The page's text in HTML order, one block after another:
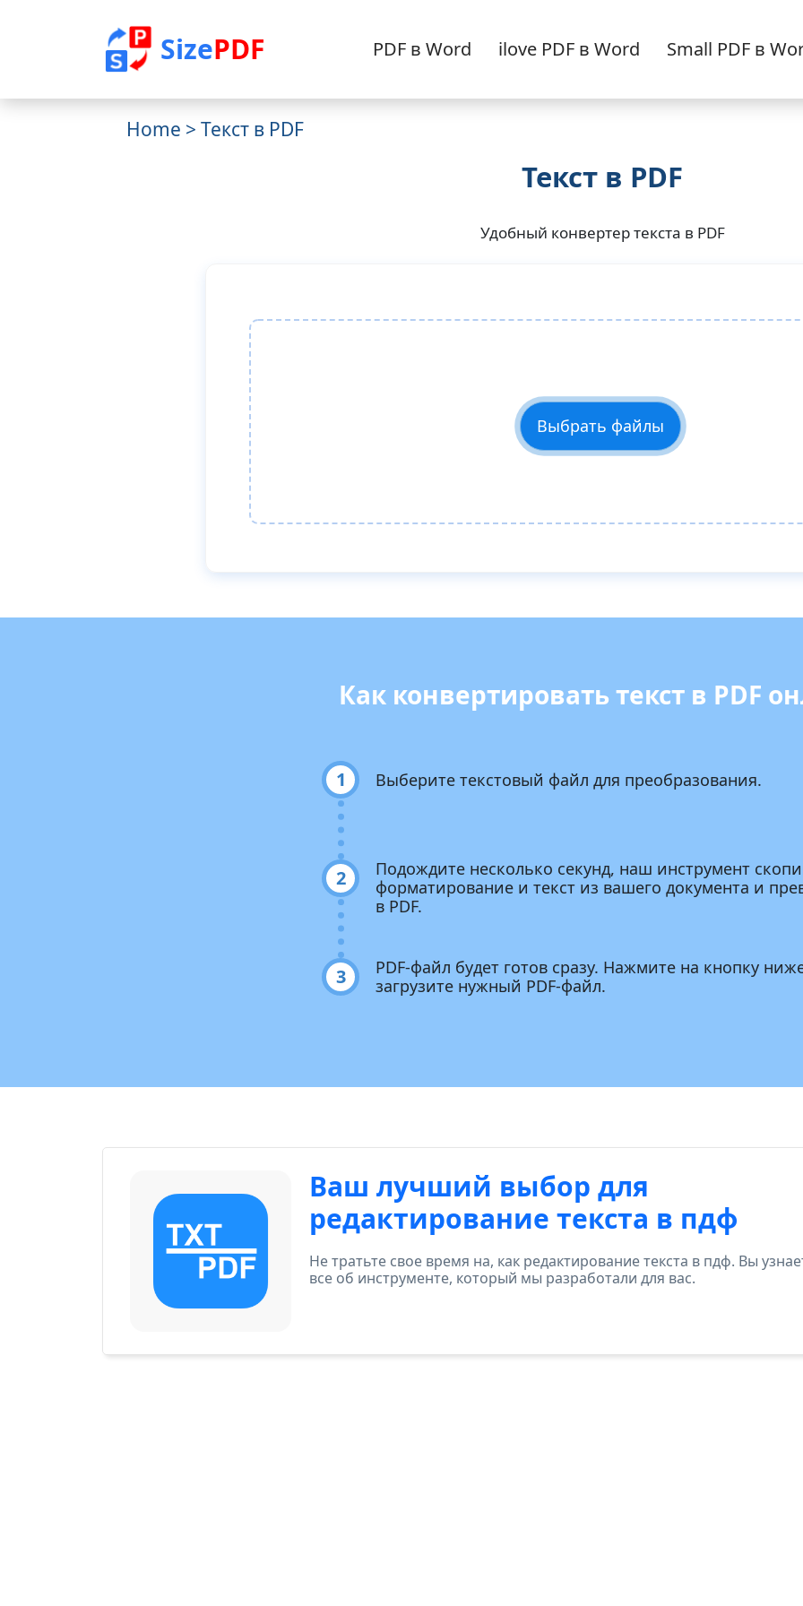
SizePDF PDF в Word ilove PDF в Word Small PDF в
Home > Текст в PDF
Текст в PDF
Удобный конвертер текста в PDF
Выбрать файлы
Как конвертировать текст в PDF
1 Выберите текстовый файл для преобразования.
2
Подождите несколько секунд, наш инструмент
форматирование и текст из вашего документа и
в PDF.
3
PDF-файл будет готов сразу. Нажмите на кнопку
загрузите нужный PDF-файл.
Ваш лучший выбор для
редактирование текста в пдф
Не тратьте свое время на, как редактирование текста в пдф. Вы
все об инструменте, который мы разработали для вас.